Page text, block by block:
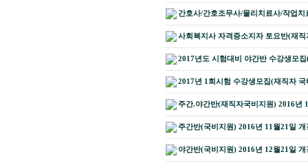
간호사/간호조무사/물리치료사/작업
사회복지사 자격증소지자 토요반(재
2017년도 시험대비 야간반 수강생모
2017년 1회시험 수강생모집(재직자 국
주간.야간반(재직자국비지원) 2016년
주간반(국비지원) 2016년 11월21일
야간반(국비지원) 2016년 12월21일